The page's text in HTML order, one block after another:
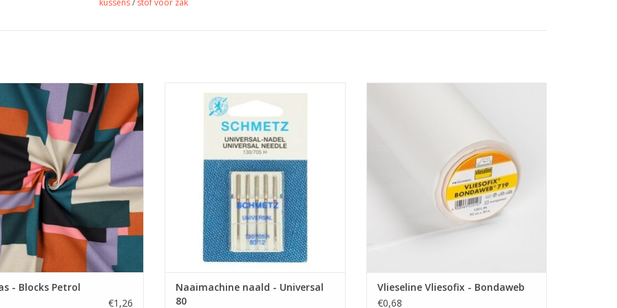
kussens/ stof voor zak
Prijs per 10 cm.
met print voor tassen, kussens of
tafeltaken.
AAN WINKELWAGEN
- Blocks Petrol
€1,26
Universele machinenaald van Schmetz met
dikte 80 is geschikt voor de meeste
stoffen.
TOEVOEGEN AAN WINKELWAGEN
Naaimachine naald - Universal
80
Onze stoffen worden verkocht vanaf en
per 10 cm.
Ook de prijs die je ziet is aangegeven per
10 cm.
Wil je een meter stof bestellen, vul dan
"10" als aantal in.
De stof wordt uiteraard
Vlieseline Vliesofix - Bondaweb
€0,68